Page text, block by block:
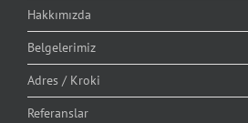
Hakkımızda
Belgelerimiz
Adres / Kroki
Referanslar